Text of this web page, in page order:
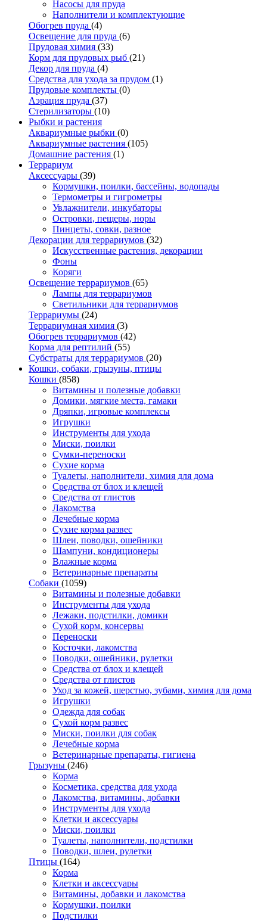
Насосы для пруда
Наполнители и комплектующие
Обогрев пруда (4)
Освещение для пруда (6)
Прудовая химия (33)
Корм для прудовых рыб (21)
Декор для пруда (4)
Средства для ухода за прудом (1)
Прудовые комплекты (0)
Аэрация пруда (37)
Стерилизаторы (10)
Рыбки и растения
Аквариумные рыбки (0)
Аквариумные растения (105)
Домашние растения (1)
Террариум
Аксессуары (39)
Кормушки, поилки, бассейны, водопады
Термометры и гигрометры
Увлажнители, инкубаторы
Островки, пещеры, норы
Пинцеты, совки, разное
Декорации для террариумов (32)
Искусственные растения, декорации
Фоны
Коряги
Освещение террариумов (65)
Лампы для террариумов
Светильники для террариумов
Террариумы (24)
Террариумная химия (3)
Обогрев террариумов (42)
Корма для рептилий (55)
Субстраты для террариумов (20)
Кошки, собаки, грызуны, птицы
Кошки (858)
Витамины и полезные добавки
Домики, мягкие места, гамаки
Дряпки, игровые комплексы
Игрушки
Инструменты для ухода
Миски, поилки
Сумки-переноски
Сухие корма
Туалеты, наполнители, химия для дома
Средства от блох и клещей
Средства от глистов
Лакомства
Лечебные корма
Сухие корма развес
Шлеи, поводки, ошейники
Шампуни, кондиционеры
Влажные корма
Ветеринарные препараты
Собаки (1059)
Витамины и полезные добавки
Инструменты для ухода
Лежаки, подстилки, домики
Сухой корм, консервы
Переноски
Косточки, лакомства
Поводки, ошейники, рулетки
Средства от блох и клещей
Средства от глистов
Уход за кожей, шерстью, зубами, химия для дома
Игрушки
Одежда для собак
Сухой корм развес
Миски, поилки для собак
Лечебные корма
Ветеринарные препараты, гигиена
Грызуны (246)
Корма
Косметика, средства для ухода
Лакомства, витамины, добавки
Инструменты для ухода
Клетки и аксессуары
Миски, поилки
Туалеты, наполнители, подстилки
Поводки, шлеи, рулетки
Птицы (164)
Корма
Клетки и аксессуары
Витамины, добавки и лакомства
Кормушки, поилки
Подстилки